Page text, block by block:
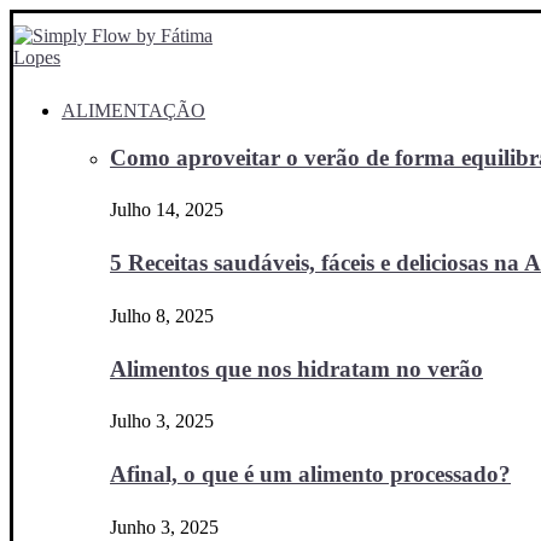
ALIMENTAÇÃO
Como aproveitar o verão de forma
Julho 14, 2025
5 Receitas saudáveis, fáceis e deliciosas na
Julho 8, 2025
Alimentos que nos hidratam no verão
Julho 3, 2025
Afinal, o que é um alimento processado?
Junho 3, 2025